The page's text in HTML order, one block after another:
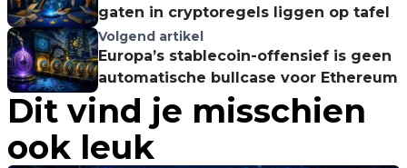
gaten in cryptoregels liggen op tafel
Volgend artikel
Europa’s stablecoin-offensief is geen
automatische bullcase voor Ethereum
Dit vind je misschien
ook leuk